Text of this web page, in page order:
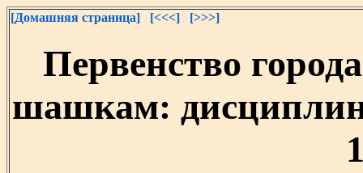
[Домашняя страница] [<<<] [>>>]
Первенство
шашкам: